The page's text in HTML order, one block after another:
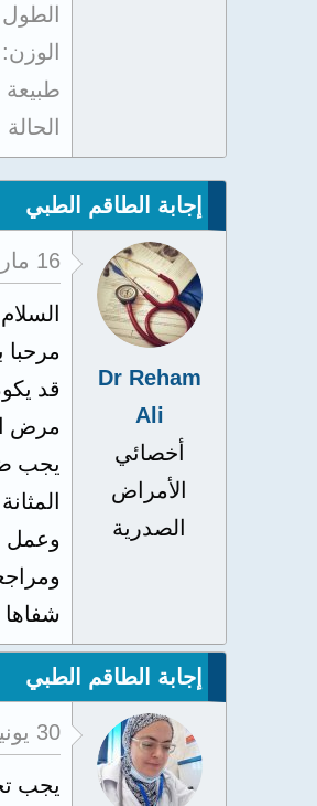
الطول
الوزن
طبيعة
إجابة الطاقم الطبي
Dr Reham
Ali
أخصائي
الأمراض
الصدرية
16 مارس 2022
مرحبا
قد
مرض
يجب
وعمل
شفاها
إجابة الطاقم الطبي
30 يونيو 2025
يجب